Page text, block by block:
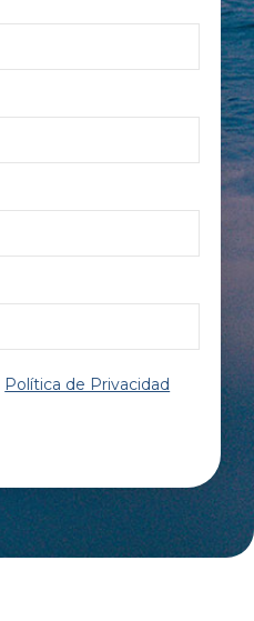
Política de Privacidad